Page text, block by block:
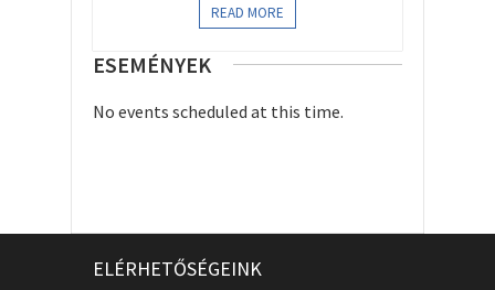
READ MORE
ESEMÉNYEK
No events scheduled at this time.
ELÉRHETŐSÉGEINK